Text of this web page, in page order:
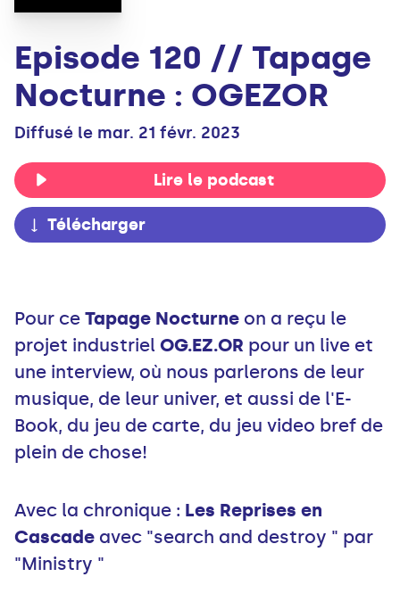
Episode 120 // Tapage
Nocturne : OGEZOR
Diffusé le mar. 21 févr. 2023
Lire le podcast
Télécharger
Pour ce Tapage Nocturne on a reçu le
projet industriel OG.EZ.OR pour un live et
une interview, où nous parlerons de leur
musique, de leur univer, et aussi de l'E-
Book, du jeu de carte, du jeu video bref de
plein de chose!
Avec la chronique : Les Reprises en
Cascade avec "search and destroy " par
"Ministry "